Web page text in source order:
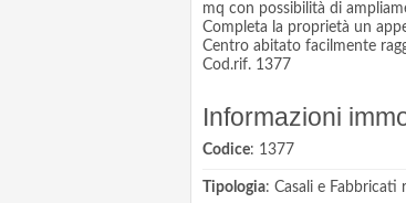
mq con possibilità di
Completa la proprietà un
Centro abitato facilmente
Cod.rif. 1377
Informazioni
Codice: 1377
Tipologia: Casali e Fabbricati